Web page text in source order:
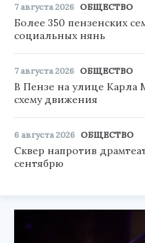
7 августа 2026 ОБЩЕСТВО
Более 350 пензенских
социальных нянь
7 августа 2026 ОБЩЕСТВО
В Пензе на улице Карла
схему движения
6 августа 2026 ОБЩЕСТВО
Сквер напротив
сентябрю